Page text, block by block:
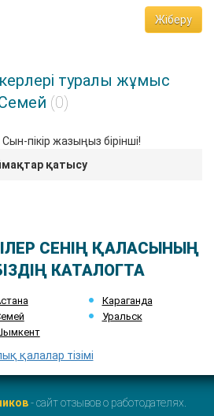
Жіберу
туралы жұмыс
(0)
пікір жазыңыз бірінші!
қатысу
СЕНІҢ ҚАЛАСЫНЫҢ
КАТАЛОГТА
Караганда
Уральск
қалалар тізімі
- сайт отзывов о работодателях.